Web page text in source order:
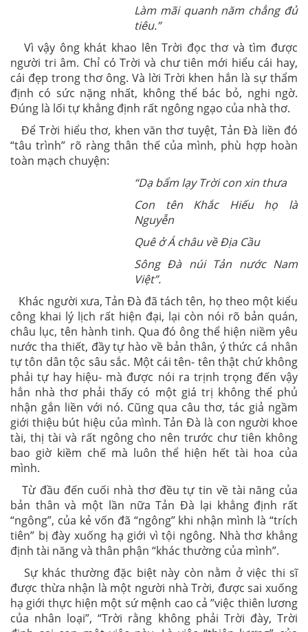
Làm mãi quanh năm chẳng đủ
tiêu.”
Vì vậy ông khát khao lên Trời đọc thơ và tìm được
người tri âm. Chỉ có Trời và chư tiên mới hiểu cái hay,
cái đẹp trong thơ ông. Và lời Trời khen hắn là sự thẩm
định có sức nặng nhất, không thể bác bỏ, nghi ngờ.
Đúng là lối tự khẳng định rất ngông ngạo của nhà thơ.
Để Trời hiểu thơ, khen văn thơ tuyệt, Tản Đà liền đó
“tâu trình” rõ ràng thân thế của mình, phù hợp hoàn
toàn mạch chuyện:
“Dạ bẩm lạy Trời con xin thưa
Con tên Khắc Hiếu họ là
Nguyễn
Quê ở Á châu về Địa Cầu
Sông Đà núi Tản nước Nam
Việt”.
Khác người xưa, Tản Đà đã tách tên, họ theo một kiểu
công khai lý lịch rất hiện đại, lại còn nói rõ bản quán,
châu lục, tên hành tinh. Qua đó ông thể hiện niềm yêu
nước tha thiết, đầy tự hào về bản thân, ý thức cá nhân
tự tôn dân tộc sâu sắc. Một cái tên- tên thật chứ không
phải tự hay hiệu- mà được nói ra trịnh trọng đến vậy
hẳn nhà thơ phải thấy có một giá trị không thể phủ
nhận gắn liền với nó. Cũng qua câu thơ, tác giả ngầm
giới thiệu bút hiệu của mình. Tản Đà là con người khoe
tài, thị tài và rất ngông cho nên trước chư tiên không
bao giờ kiềm chế mà luôn thể hiện hết tài hoa của
mình.
Từ đầu đến cuối nhà thơ đều tự tin về tài năng của
bản thân và một lần nữa Tản Đà lại khẳng định rất
“ngông”, của kẻ vốn đã “ngông” khi nhận mình là “trích
tiên” bị đày xuống hạ giới vì tội ngông. Nhà thơ khẳng
định tài năng và thân phận “khác thường của mình”.
Sự khác thường đặc biệt này còn nằm ở việc thi sĩ
được thừa nhận là một người nhà Trời, được sai xuống
hạ giới thực hiện một sứ mệnh cao cả ”việc thiên lương
của nhân loại”, “Trời rằng không phải Trời đày, Trời